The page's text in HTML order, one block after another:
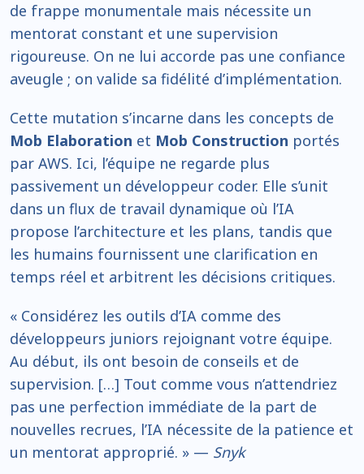
de frappe monumentale mais nécessite un
mentorat constant et une supervision
rigoureuse. On ne lui accorde pas une confiance
aveugle ; on valide sa fidélité d’implémentation.
Cette mutation s’incarne dans les concepts de
Mob Elaboration et Mob Construction portés
par AWS. Ici, l’équipe ne regarde plus
passivement un développeur coder. Elle s’unit
dans un flux de travail dynamique où l’IA
propose l’architecture et les plans, tandis que
les humains fournissent une clarification en
temps réel et arbitrent les décisions critiques.
« Considérez les outils d’IA comme des
développeurs juniors rejoignant votre équipe.
Au début, ils ont besoin de conseils et de
supervision. […] Tout comme vous n’attendriez
pas une perfection immédiate de la part de
nouvelles recrues, l’IA nécessite de la patience et
un mentorat approprié. » — Snyk